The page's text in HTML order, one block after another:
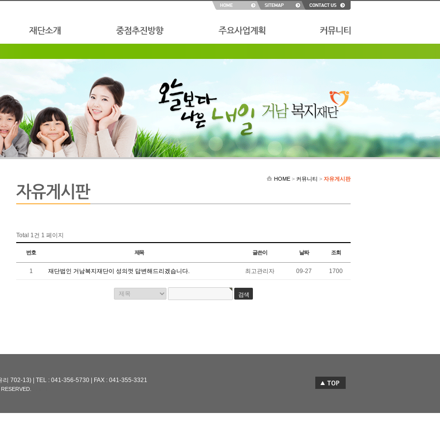
HOME > 커뮤니티 > 자유게시판
Total 1건 1 페이지
번호 제목 글쓴이 날짜 조회
1 재단법인 거남복지재단이 성의껏 답변해드리겠습니다. 최고관리자 09-27 1700
702-13) | TEL : 041-356-5730 | FAX : 041-355-3321